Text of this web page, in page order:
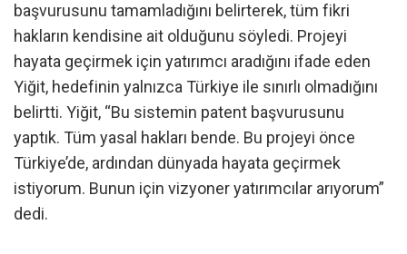
başvurusunu tamamladığını belirterek, tüm fikri
hakların kendisine ait olduğunu söyledi. Projeyi
hayata geçirmek için yatırımcı aradığını ifade eden
Yiğit, hedefinin yalnızca Türkiye ile sınırlı olmadığını
belirtti. Yiğit, “Bu sistemin patent başvurusunu
yaptık. Tüm yasal hakları bende. Bu projeyi önce
Türkiye’de, ardından dünyada hayata geçirmek
istiyorum. Bunun için vizyoner yatırımcılar arıyorum”
dedi.